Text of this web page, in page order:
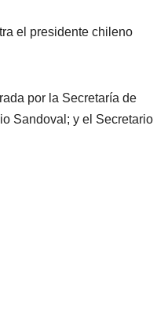
el presidente chileno
por la Secretaría de
Sandoval; y el Secretario